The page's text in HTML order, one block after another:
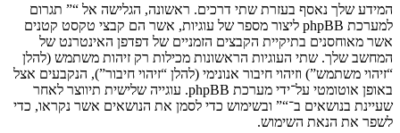
המידע שלך נאסף בעזרת שתי דרכים. ראשונה, הגלישה אל “” תגרום
למערכת phpBB ליצור מספר של עוגיות, אשר הם קבצי טקסט קטנים
אשר מאוחסנים בתיקיית הקבצים הזמניים של דפדפן האינטרנט של
המחשב שלך. שתי העוגיות הראשונות מכילות רק זיהות משתמש (להלן
“זיהוי משתמש”) וזיהוי חיבור אנונימי (להלן “זיהוי חיבור”), הנקבעים אצל
באופן אוטומטי על־ידי מערכת phpBB. עוגייה שלישית תיווצר לאחר
שעיינת בנושאים ב־“” ובשימוש כדי לסמן את הנושאים אשר נקראו, כדי
לשפר את הנאת השימוש.